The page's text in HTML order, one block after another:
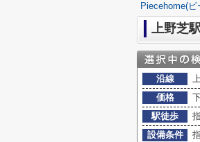
Piecehome(
上野芝
沿線
価格
駅徒歩
設備条件